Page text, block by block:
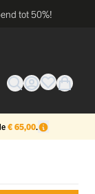
tot 50%!
€ 65,00.